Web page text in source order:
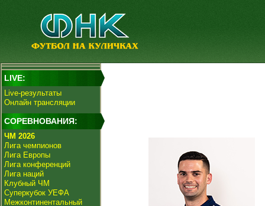
LIVE:
Live-результаты
Онлайн трансляции
СОРЕВНОВАНИЯ:
ЧМ 2026
Лига чемпионов
Лига Европы
Лига конференций
Лига наций
Клубный ЧМ
Суперкубок УЕФА
Межконтинентальный